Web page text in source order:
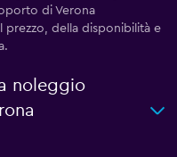
di Verona
prezzo, della disponibilità e
noleggio